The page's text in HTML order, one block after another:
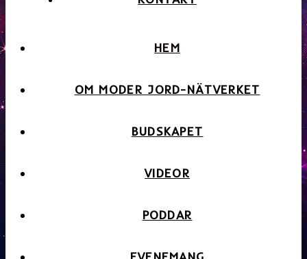
HEM
OM MODER JORD-NÄTVERKET
BUDSKAPET
VIDEOR
PODDAR